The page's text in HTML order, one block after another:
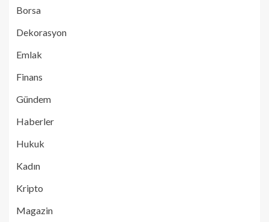
Borsa
Dekorasyon
Emlak
Finans
Gündem
Haberler
Hukuk
Kadın
Kripto
Magazin